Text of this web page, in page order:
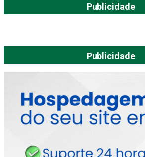
Publicidade
Publicidade